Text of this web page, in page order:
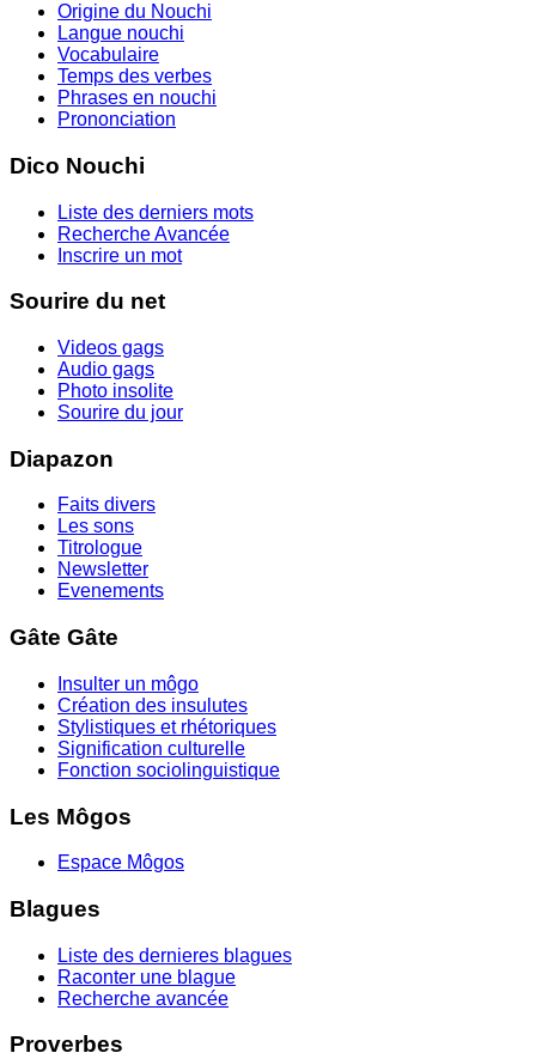
Origine du Nouchi
Langue nouchi
Vocabulaire
Temps des verbes
Phrases en nouchi
Prononciation
Dico Nouchi
Liste des derniers mots
Recherche Avancée
Inscrire un mot
Sourire du net
Videos gags
Audio gags
Photo insolite
Sourire du jour
Diapazon
Faits divers
Les sons
Titrologue
Newsletter
Evenements
Gâte Gâte
Insulter un môgo
Création des insulutes
Stylistiques et rhétoriques
Signification culturelle
Fonction sociolinguistique
Les Môgos
Espace Môgos
Blagues
Liste des dernieres blagues
Raconter une blague
Recherche avancée
Proverbes